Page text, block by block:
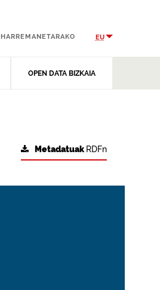
OPEN DATA BIZKAIA
HARREMANETARAKO EU
Metadatuak RDFn